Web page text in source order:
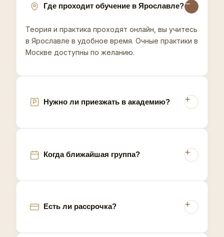
Где проходит обучение в Ярославле?
Теория и практика проходят онлайн, вы учитесь
в Ярославле в удобное время. Очные практики в
Москве доступны по желанию.
Нужно ли приезжать в академию?
Когда ближайшая группа?
Есть ли рассрочка?
консультацию - подберём формат обучения в
Ярославль, один из древнейших городов России и
центр туристического маршрута Золотое кольцо,
формирует рынок косметологии с высокими